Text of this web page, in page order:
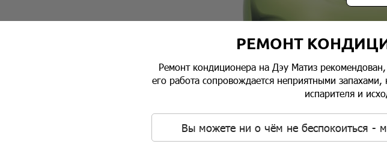
РЕМОНТ
Ремонт кондиционера на Дэу Матиз
его работа сопровождается неприятными
испарителя и
Вы можете ни о чём не беспокоиться -